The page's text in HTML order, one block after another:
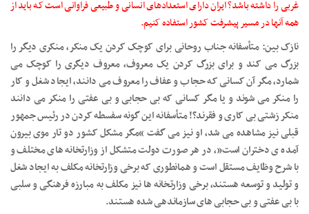
غربی را داشته باشد؟ ایران دارای استعدادهای انسانی و طبیعی فراوانی است که باید از
همه آنها در مسیر پیشرفت کشور استفاده کنیم.
نازک بین: متأسفانه جناب روحانی برای کوچک کردن یک منکر، منکری دیگر را
بزرگ می کند و برای بزرگ کردن یک معروف، معروف دیگری را کوچک می
شمارد، مگر آن کسانی که حجاب و عفاف را معروف می دانند، ایجاد شغل و کار
را منکر می شوند و یا مگر کسانی که بی حجابی و بی عفتی را منکر می دانند
منکر زشتی بی کاری و فقرند؟! متأسفانه این گونه سفسطه کردن در رئیس جمهور
قبلی نیز مشاهده می شد، او نیز می گفت “مگر مشکل کشور دو تار موی بیرون
آمده ی دختران است”، در هر صورت دولت متشکل از وزارتخانه های مختلف و
با شرح وظایف مستقل است و همانطوری که برخی وزارتخانه مکلف به ایجاد شغل
و تولید و توسعه هستند، برخی وزارتخانه ها نیز مکلف به مبارزه فرهنگی و سلبی
با بی عفتی و بی حجابی های سازماندهی شده هستند.